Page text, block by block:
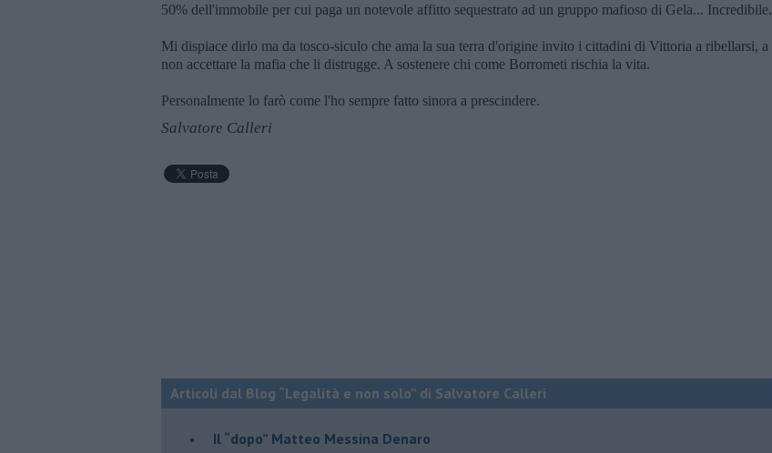
50% dell'immobile per cui paga un notevole affitto sequestrato ad un gruppo mafioso di Gela... Incredibile.
Mi dispiace dirlo ma da tosco-siculo che ama la sua terra d'origine invito i cittadini di Vittoria a ribellarsi, a
non accettare la mafia che li distrugge. A sostenere chi come Borrometi rischia la vita.
Personalmente lo farò come l'ho sempre fatto sinora a prescindere.
Salvatore Calleri
Articoli dal Blog “Legalità e non solo” di Salvatore Calleri
Il “dopo” Matteo Messina Denaro